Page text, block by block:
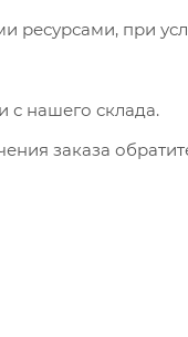
ресурсами, при
нашего склада.
заказа